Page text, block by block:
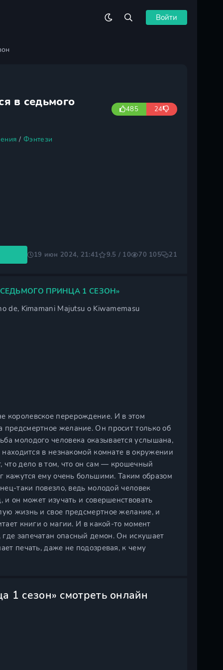
Войти
в седьмого 485 24
/ Фэнтези
19 июн 2024, 21:41 9.5 / 10 70 105 21
ПРИНЦА 1 СЕЗОН»
de, Kimamani Majutsu o Kiwamemasu
королевское перерождение. И в этом
желание. Он просит только об
молодого человека оказывается услышана,
в незнакомой комнате в окружении
что дело в том, что он сам — крошечный
кажутся ему очень большими. Таким образом
таки повезло, ведь молодой человек
он может изучать и совершенствовать
жизнь и свое предсмертное желание, и
книги о магии. И в какой-то момент
запечатан опасный демон. Он искушает
печать, даже не подозревая, к чему
1 сезон» смотреть онлайн